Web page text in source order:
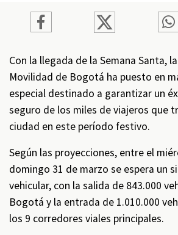
Con la llegada de la Semana Santa,
Movilidad de Bogotá ha puesto en
especial destinado a garantizar un
seguro de los miles de viajeros que
ciudad en este período festivo.
Según las proyecciones, entre el
domingo 31 de marzo se espera un
vehicular, con la salida de 843.000
Bogotá y la entrada de 1.010.000
los 9 corredores viales principales.